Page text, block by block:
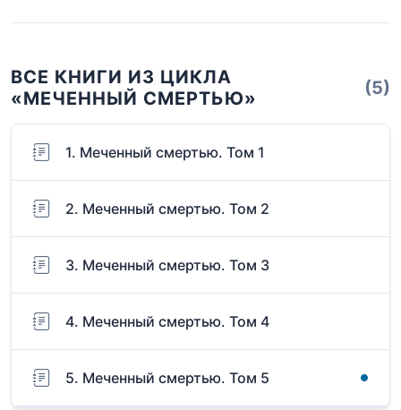
ВСЕ КНИГИ ИЗ ЦИКЛА
«МЕЧЕННЫЙ СМЕРТЬЮ»
(5)
1. Меченный смертью. Том 1
2. Меченный смертью. Том 2
3. Меченный смертью. Том 3
4. Меченный смертью. Том 4
5. Меченный смертью. Том 5